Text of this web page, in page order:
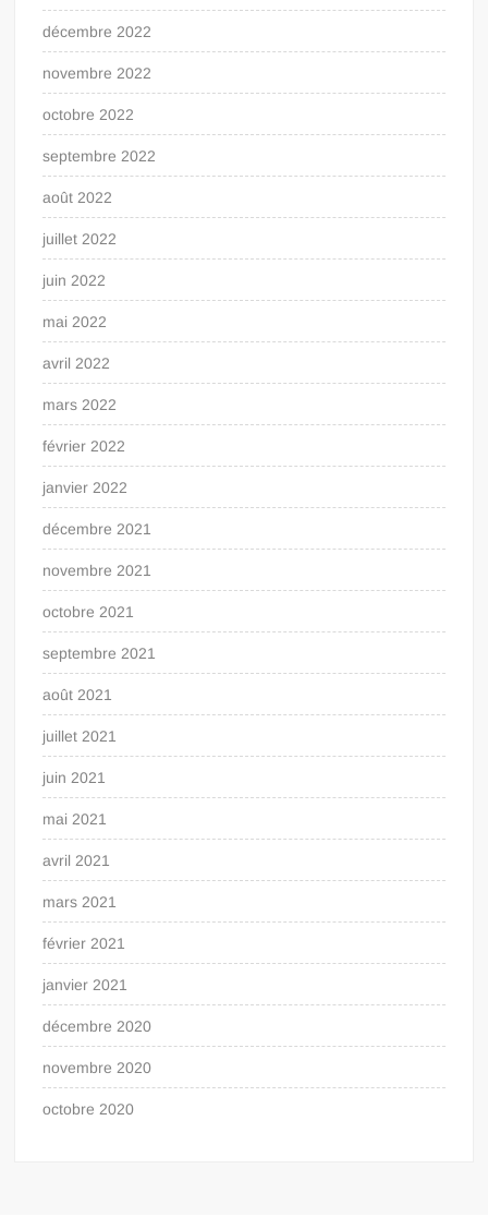
décembre 2022
novembre 2022
octobre 2022
septembre 2022
août 2022
juillet 2022
juin 2022
mai 2022
avril 2022
mars 2022
février 2022
janvier 2022
décembre 2021
novembre 2021
octobre 2021
septembre 2021
août 2021
juillet 2021
juin 2021
mai 2021
avril 2021
mars 2021
février 2021
janvier 2021
décembre 2020
novembre 2020
octobre 2020